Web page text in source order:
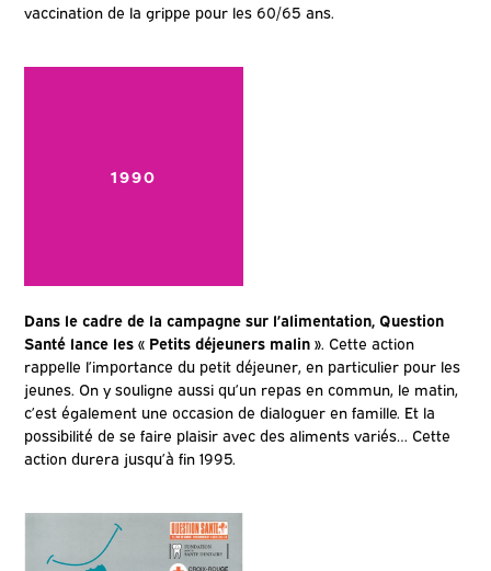
vaccination de la grippe pour les 60/65 ans.
1990
Dans le cadre de la campagne sur l’alimentation, Question
Santé lance les « Petits déjeuners malin ». Cette action
rappelle l’importance du petit déjeuner, en particulier pour les
jeunes. On y souligne aussi qu’un repas en commun, le matin,
c’est également une occasion de dialoguer en famille. Et la
possibilité de se faire plaisir avec des aliments variés… Cette
action durera jusqu’à fin 1995.